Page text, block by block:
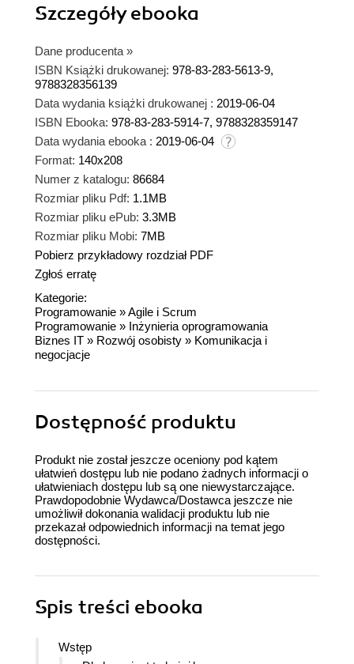
Szczegółyebooka
Dane producenta »
ISBN Książki drukowanej: 978-83-283-5613-9,
9788328356139
Data wydania książki drukowanej : 2019-06-04
ISBN Ebooka: 978-83-283-5914-7, 9788328359147
Data wydania ebooka : 2019-06-04
Format: 140x208
Numer z katalogu: 86684
Rozmiar pliku Pdf: 1.1MB
Rozmiar pliku ePub: 3.3MB
Rozmiar pliku Mobi: 7MB
Pobierz przykładowy rozdział PDF
Zgłoś erratę
Kategorie:
Programowanie »Agile i Scrum
Programowanie » Inżynieria oprogramowania
Biznes IT » Rozwój osobisty » Komunikacja i
negocjacje
Dostępność produktu
Produkt nie został jeszcze oceniony pod kątem
ułatwień dostępu lub nie podano żadnych informacji o
ułatwieniach dostępu lub są one niewystarczające.
Prawdopodobnie Wydawca/Dostawca jeszcze nie
umożliwił dokonania walidacji produktu lub nie
przekazał odpowiednich informacji na temat jego
dostępności.
Spis treści ebooka
Wstęp